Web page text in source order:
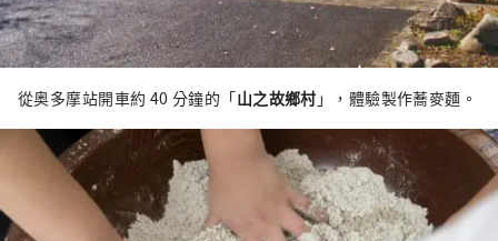
從奥多摩站開車約 40 分鐘的「山之故鄉村 」，體驗製作蕎麥麵。